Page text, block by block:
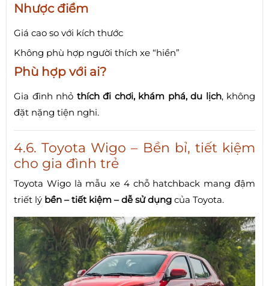
Nhược điểm
Giá cao so với kích thước
Không phù hợp người thích xe “hiền”
Phù hợp với ai?
Gia đình nhỏ thích đi chơi, khám phá, du lịch, không
đặt nặng tiện nghi.
4.6. Toyota Wigo – Bền bỉ, tiết kiệm
cho gia đình trẻ
Toyota Wigo là mẫu xe 4 chỗ hatchback mang đậm
triết lý bền – tiết kiệm – dễ sử dụng của Toyota.